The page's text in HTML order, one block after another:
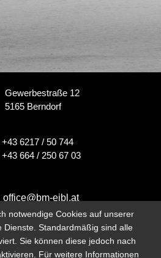
Gewerbestraße 12
5165 Berndorf
+43 6217 / 50 744
+43 664 / 250 67 03
office@bm-eibl.at
Instagram
notwendige Cookies auf unserer
Dienste. Standardmäßig sind alle
Sie können diese jedoch nach
Für weitere Informationen